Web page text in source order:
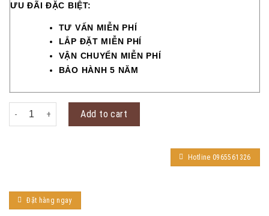
ƯU ĐÃI ĐẶC BIỆT:
TƯ VẤN MIỄN PHÍ
LẮP ĐẶT MIỄN PHÍ
VẬN CHUYỂN MIỄN PHÍ
BẢO HÀNH 5 NĂM
Khóa ADEL 4920 (3IN1) quantity
Add to cart
Hotline 0965561326
Đặt hàng ngay